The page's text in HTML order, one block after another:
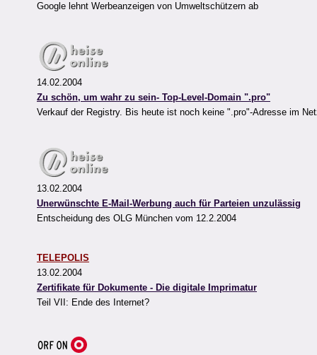
Google lehnt Werbeanzeigen von Umweltschützern ab
14.02.2004
Zu schön, um wahr zu sein- Top-Level-Domain ".pro"
Verkauf der Registry. Bis heute ist noch keine ".pro"-Adresse im
13.02.2004
Unerwünschte E-Mail-Werbung auch für Parteien unzulässig
Entscheidung des OLG München vom 12.2.2004
TELEPOLIS
13.02.2004
Zertifikate für Dokumente - Die digitale Imprimatur
Teil VII: Ende des Internet?